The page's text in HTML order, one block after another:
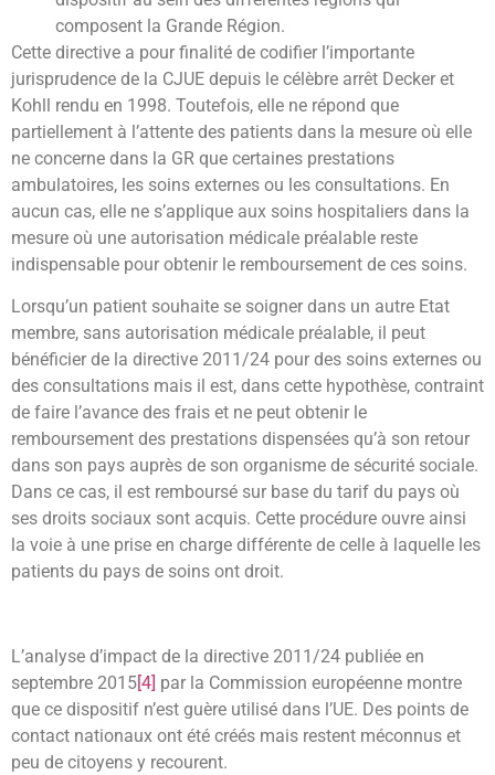
composent la Grande Région.
Cette directive a pour finalité de codifier l’importante
jurisprudence de la CJUE depuis le célèbre arrêt Decker et
Kohll rendu en 1998. Toutefois, elle ne répond que
partiellement à l’attente des patients dans la mesure où elle
ne concerne dans la GR que certaines prestations
ambulatoires, les soins externes ou les consultations. En
aucun cas, elle ne s’applique aux soins hospitaliers dans la
mesure où une autorisation médicale préalable reste
indispensable pour obtenir le remboursement de ces soins.
Lorsqu’un patient souhaite se soigner dans un autre Etat
membre, sans autorisation médicale préalable, il peut
bénéficier de la directive 2011/24 pour des soins externes ou
des consultations mais il est, dans cette hypothèse, contraint
de faire l’avance des frais et ne peut obtenir le
remboursement des prestations dispensées qu’à son retour
dans son pays auprès de son organisme de sécurité sociale.
Dans ce cas, il est remboursé sur base du tarif du pays où
ses droits sociaux sont acquis. Cette procédure ouvre ainsi
la voie à une prise en charge différente de celle à laquelle les
patients du pays de soins ont droit.
L’analyse d’impact de la directive 2011/24 publiée en
septembre 2015[4] par la Commission européenne montre
que ce dispositif n’est guère utilisé dans l’UE. Des points de
contact nationaux ont été créés mais restent méconnus et
peu de citoyens y recourent.